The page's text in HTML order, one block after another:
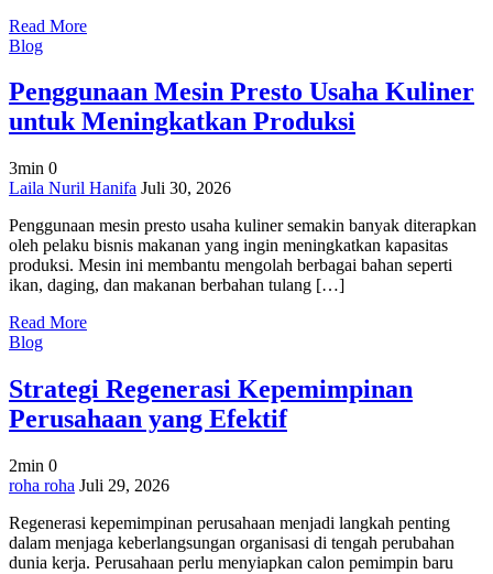
Menjaga
Kualitas
Read More
Blog
Penggunaan Mesin Presto Usaha Kuliner
untuk Meningkatkan Produksi
3min 0
on
Mesin
Presto
Usaha
Kuliner
Meningkatkan
Produksi
Laila Nuril Hanifa Juli 30, 2026
Penggunaan mesin presto usaha kuliner semakin banyak diterapkan
oleh pelaku bisnis makanan yang ingin meningkatkan kapasitas
produksi. Mesin ini membantu mengolah berbagai bahan seperti
ikan, daging, dan makanan berbahan tulang […]
Read More
Blog
Strategi Regenerasi Kepemimpinan
Perusahaan yang Efektif
2min 0
on
Regenerasi
Kepemimpinan
Perusahaan
roha roha Juli 29, 2026
Regenerasi kepemimpinan perusahaan menjadi langkah penting
dalam menjaga keberlangsungan organisasi di tengah perubahan
dunia kerja. Perusahaan perlu menyiapkan calon pemimpin baru